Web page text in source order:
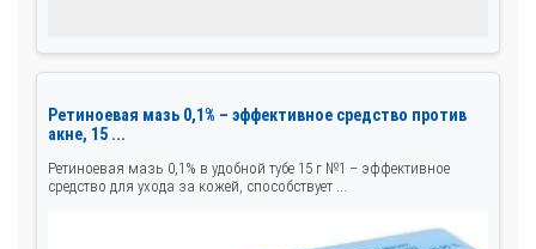
Ретиноевая мазь 0,1% – эффективное средство против
акне, 15 ...
Ретиноевая мазь 0,1% в удобной тубе 15 г №1 – эффективное
средство для ухода за кожей, способствует ...